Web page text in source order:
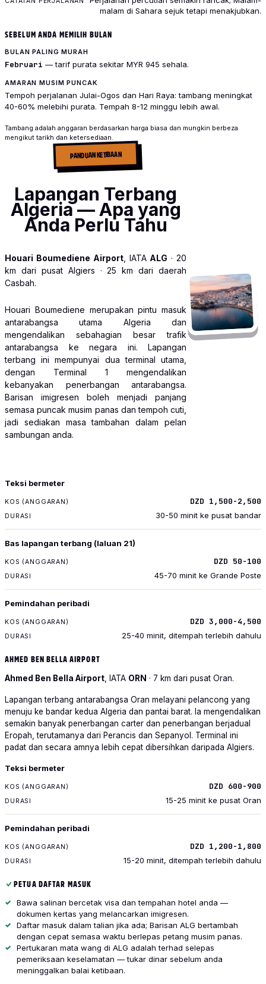
malam di Sahara sejuk tetapi menakjubkan.
SEBELUM ANDA MEMILIH BULAN
BULAN PALING MURAH
Februari — tarif purata sekitar MYR 945 sehala.
AMARAN MUSIM PUNCAK
Tempoh perjalanan Julai-Ogos dan Hari Raya: tambang meningkat
40-60% melebihi purata. Tempah 8-12 minggu lebih awal.
Tambang adalah anggaran berdasarkan harga biasa dan mungkin berbeza
mengikut tarikh dan ketersediaan.
PANDUAN KETIBAAN
Lapangan Terbang
Algeria — Apa yang
Anda Perlu Tahu
Houari Boumediene Airport, IATA ALG · 20
km dari pusat Algiers · 25 km dari daerah
Casbah.
Houari Boumediene merupakan pintu masuk
antarabangsa utama Algeria dan
mengendalikan sebahagian besar trafik
antarabangsa ke negara ini. Lapangan
terbang ini mempunyai dua terminal utama,
dengan Terminal 1 mengendalikan
kebanyakan penerbangan antarabangsa.
Barisan imigresen boleh menjadi panjang
semasa puncak musim panas dan tempoh cuti,
jadi sediakan masa tambahan dalam pelan
sambungan anda.
PENGANGKUTAN
Teksi bermeter
DZD 1,500-2,500
30-50 minit ke pusat bandar
Bas lapangan terbang (laluan 21)
DZD 50-100
45-70 minit ke Grande Poste
Pemindahan peribadi
DZD 3,000-4,500
25-40 minit, ditempah terlebih dahulu
AHMED BEN BELLA AIRPORT
Ahmed Ben Bella Airport , IATA ORN · 7 km dari pusat Oran.
Lapangan terbang antarabangsa Oran melayani pelancong yang
menuju ke bandar kedua Algeria dan pantai barat. Ia mengendalikan
semakin banyak penerbangan carter dan penerbangan berjadual
Eropah, terutamanya dari Perancis dan Sepanyol. Terminal ini
padat dan secara amnya lebih cepat dibersihkan daripada Algiers.
PENGANGKUTAN
Teksi bermeter
DZD 600-900
15-25 minit ke pusat Oran
Pemindahan peribadi
DZD 1,200-1,800
15-20 minit, ditempah terlebih dahulu
PETUA DAFTAR MASUK
Bawa salinan bercetak visa dan tempahan hotel anda —
dokumen kertas yang melancarkan imigresen.
Daftar masuk dalam talian jika ada; Barisan ALG bertambah
dengan cepat semasa waktu berlepas petang musim panas.
Pertukaran mata wang di ALG adalah terhad selepas
pemeriksaan keselamatan — tukar dinar sebelum anda
meninggalkan balai ketibaan.